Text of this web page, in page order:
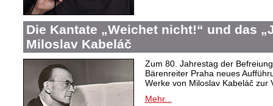
Die Kantate „Weichet nicht!“ und das
Miloslav Kabeláč
Zum 80. Jahrestag der
Bärenreiter Praha neues
Werke von Miloslav Kabeláč zur
Mehr...